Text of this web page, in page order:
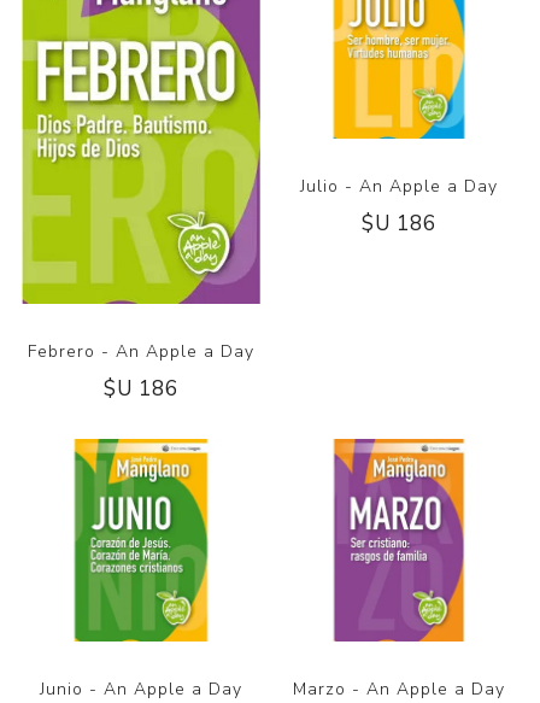
Febrero - An Apple a Day
$U 186
Julio - An Apple a Day
$U 186
Junio - An Apple a Day Marzo - An Apple a Day